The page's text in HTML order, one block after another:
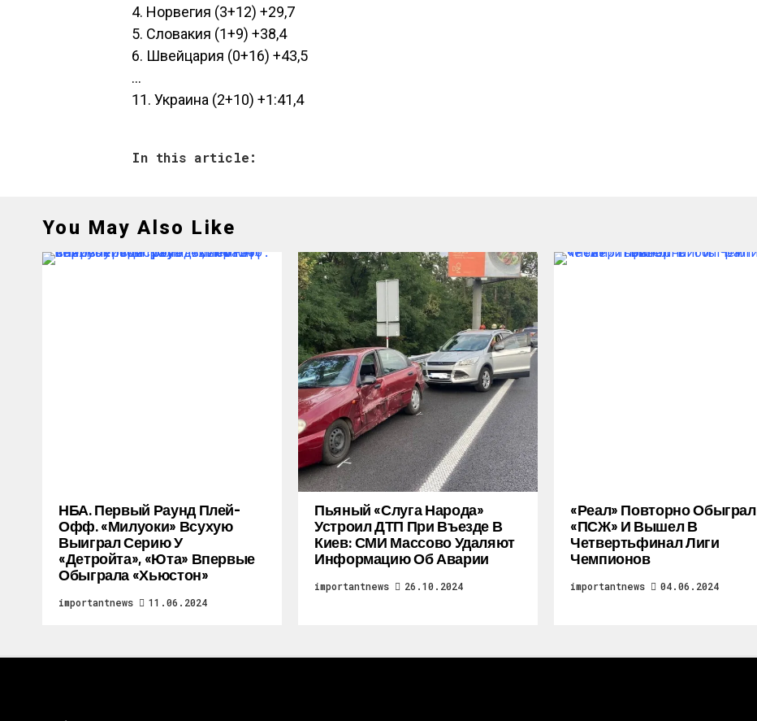
4. Норвегия (3+12) +29,7
5. Словакия (1+9) +38,4
6. Швейцария (0+16) +43,5
…
11. Украина (2+10) +1:41,4
In this article:
You May Also Like
НБА. Первый Раунд Плей-
Офф. «Милуоки» Всухую
Выиграл Серию У
«Детройта», «Юта» Впервые
Обыграла «Хьюстон»
importantnews 11.06.2024
Пьяный «слуга Народа»
Устроил ДТП При Въезде В
Киев: СМИ Массово Удаляют
Информацию Об Аварии
importantnews 26.10.2024
«Реал» Повторно Обыграл
«ПСЖ» И Вышел В
Четвертьфинал Лиги
Чемпионов
importantnews 04.06.2024